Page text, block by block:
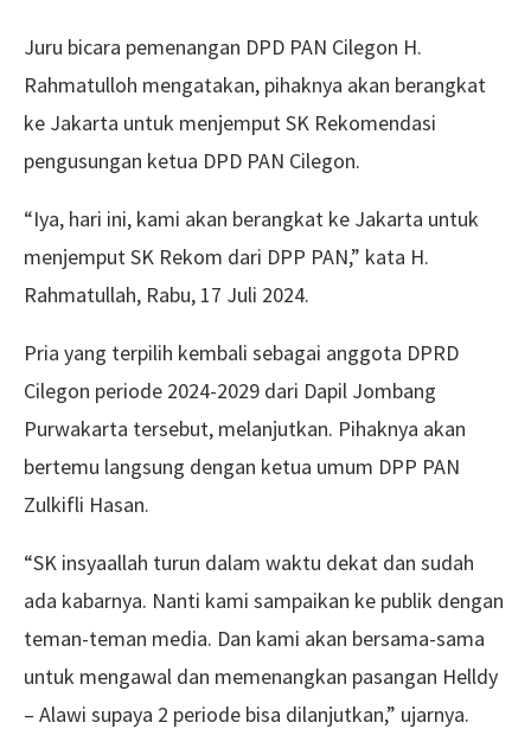
Juru bicara pemenangan DPD PAN Cilegon H.
Rahmatulloh mengatakan, pihaknya akan berangkat
ke Jakarta untuk menjemput SK Rekomendasi
pengusungan ketua DPD PAN Cilegon.
“Iya, hari ini, kami akan berangkat ke Jakarta untuk
menjemput SK Rekom dari DPP PAN,” kata H.
Rahmatullah, Rabu, 17 Juli 2024.
Pria yang terpilih kembali sebagai anggota DPRD
Cilegon periode 2024-2029 dari Dapil Jombang
Purwakarta tersebut, melanjutkan. Pihaknya akan
bertemu langsung dengan ketua umum DPP PAN
Zulkifli Hasan.
“SK insyaallah turun dalam waktu dekat dan sudah
ada kabarnya. Nanti kami sampaikan ke publik dengan
teman-teman media. Dan kami akan bersama-sama
untuk mengawal dan memenangkan pasangan Helldy
– Alawi supaya 2 periode bisa dilanjutkan,” ujarnya.